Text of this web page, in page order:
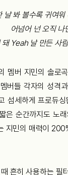
날 봐 볼수록 귀여
어넘어 넌 오직 나
돼 Yeah 날 만든 사
멤버 지민의 솔로
버들 각자의 성격
섬세하게 프로듀
은 순간까지도 노
지민의 매력이
흔히 사용하는 필